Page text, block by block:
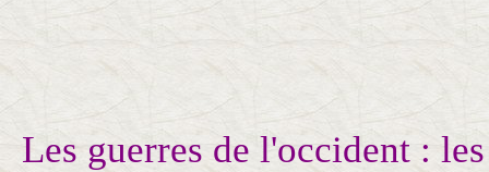
Les guerres de l'occident :